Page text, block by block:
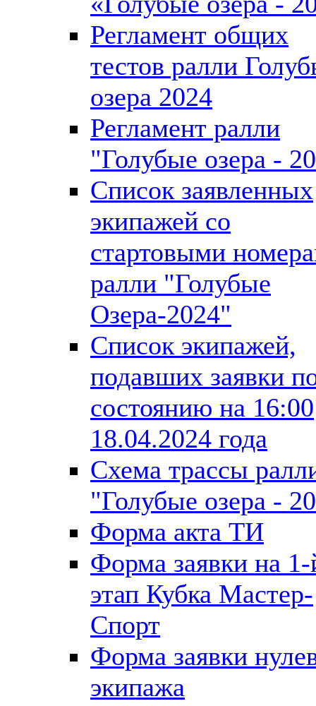
Регламент общих
тестов ралли
озера 2024
Регламент ралли
"Голубые озера -
Список заявленных
экипажей со
стартовыми
ралли "Голубые
Озера-2024"
Список экипажей,
подавших заявки
состоянию на 16:00
18.04.2024 года
Схема трассы
"Голубые озера -
Форма акта ТИ
Форма заявки на
этап Кубка Мастер-
Спорт
Форма заявки
экипажа